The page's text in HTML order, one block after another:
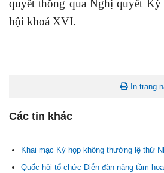
quyết thông qua Nghị quyết
hội khoá XVI.
In trang
Các tin khác
Khai mạc Kỳ họp không thường lệ thứ
Quốc hội tổ chức Diễn đàn nâng tầm